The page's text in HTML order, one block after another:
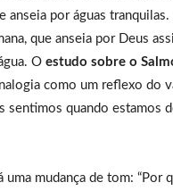
anseia por águas
que anseia por Deus
O estudo sobre o
como um reflexo do
sentimos quando estamos
uma mudança de tom: “Por